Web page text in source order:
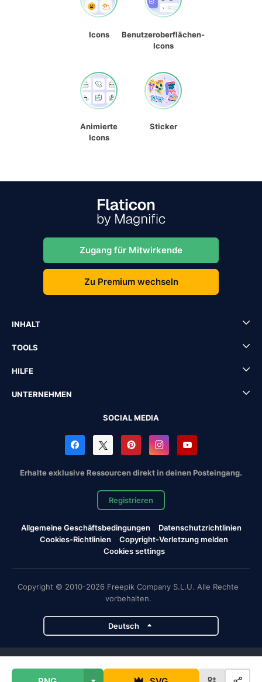
Icons
Benutzeroberflächen-
Icons
Animierte
Icons
Sticker
Zugang für Mitwirkende
Zu Premium wechseln
INHALT
TOOLS
HILFE
UNTERNEHMEN
SOCIAL MEDIA
Erhalte exklusive Ressourcen direkt in deinen Posteingang.
Registrieren
Allgemeine Geschäftsbedingungen
Datenschutzrichtlinien
Cookies-Richtlinien
Copyright-Verletzung melden
Cookies settings
Copyright © 2010-2026 Freepik Company S.L.U. Alle Rechte
vorbehalten.
Deutsch